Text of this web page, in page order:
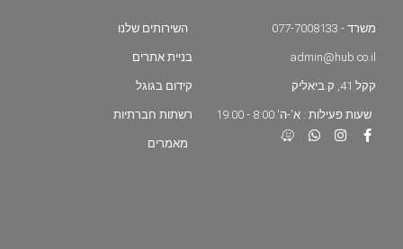
משרד - 077-7008133
admin@hub.co.il
קקל 41, ק.ביאליק
שעות פעילות : א'-ה' 8:00 - 19:00
השירותים שלנו
בניית אתרים
קידום בגוגל
רשתות חברתיות
מאמרים